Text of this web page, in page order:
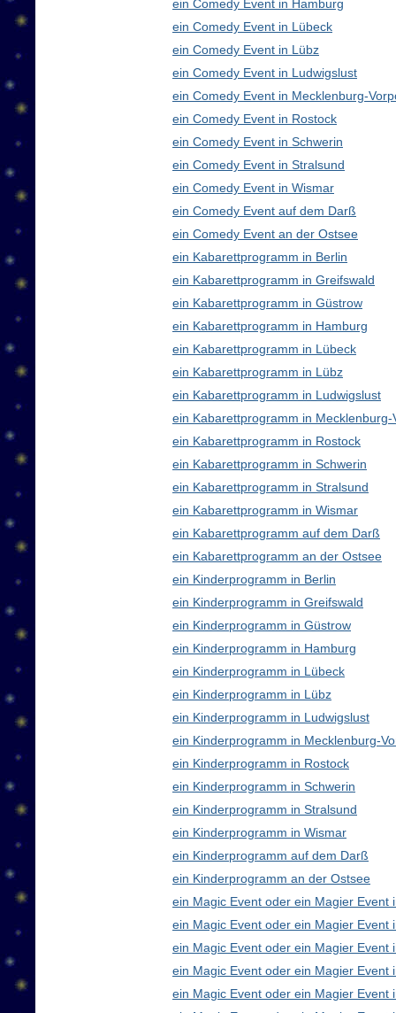
ein Comedy Event in Hamburg
ein Comedy Event in Lübeck
ein Comedy Event in Lübz
ein Comedy Event in Ludwigslust
ein Comedy Event in Mecklenburg-
ein Comedy Event in Rostock
ein Comedy Event in Schwerin
ein Comedy Event in Stralsund
ein Comedy Event in Wismar
ein Comedy Event auf dem Darß
ein Comedy Event an der Ostsee
ein Kabarettprogramm in Berlin
ein Kabarettprogramm in Greifswald
ein Kabarettprogramm in Güstrow
ein Kabarettprogramm in Hamburg
ein Kabarettprogramm in Lübeck
ein Kabarettprogramm in Lübz
ein Kabarettprogramm in Ludwigslust
ein Kabarettprogramm in
ein Kabarettprogramm in Rostock
ein Kabarettprogramm in Schwerin
ein Kabarettprogramm in Stralsund
ein Kabarettprogramm in Wismar
ein Kabarettprogramm auf dem Darß
ein Kabarettprogramm an der Ostsee
ein Kinderprogramm in Berlin
ein Kinderprogramm in Greifswald
ein Kinderprogramm in Güstrow
ein Kinderprogramm in Hamburg
ein Kinderprogramm in Lübeck
ein Kinderprogramm in Lübz
ein Kinderprogramm in Ludwigslust
ein Kinderprogramm in Mecklenburg-
ein Kinderprogramm in Rostock
ein Kinderprogramm in Schwerin
ein Kinderprogramm in Stralsund
ein Kinderprogramm in Wismar
ein Kinderprogramm auf dem Darß
ein Kinderprogramm an der Ostsee
ein Magic Event oder ein Magier Event
ein Magic Event oder ein Magier Event
ein Magic Event oder ein Magier Event
ein Magic Event oder ein Magier Event
ein Magic Event oder ein Magier Event